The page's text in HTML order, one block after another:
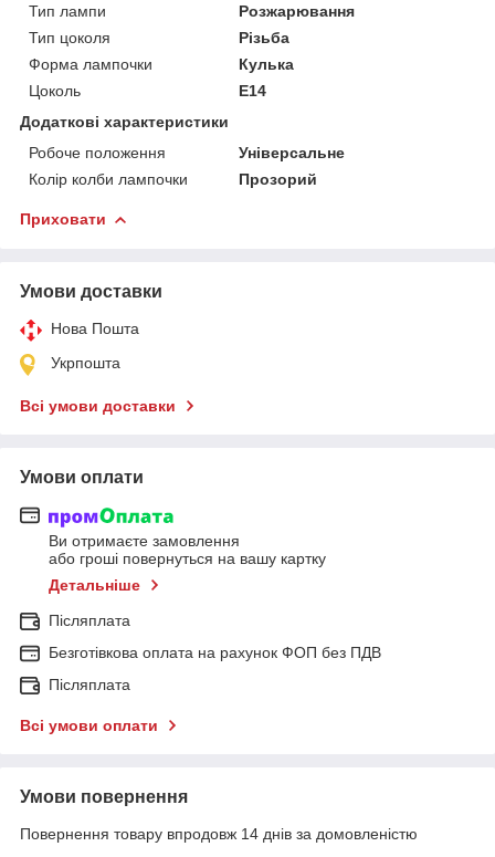
Тип лампи
Розжарювання
Тип цоколя
Різьба
Форма лампочки
Кулька
Цоколь
E14
Додаткові характеристики
Робоче положення
Універсальне
Колір колби лампочки
Прозорий
Приховати
Умови доставки
Нова Пошта
Укрпошта
Всі умови доставки
Умови оплати
Ви отримаєте замовлення
або гроші повернуться на вашу картку
Детальніше
Післяплата
Безготівкова оплата на рахунок ФОП без ПДВ
Післяплата
Всі умови оплати
Умови повернення
Повернення товару впродовж 14 днів за домовленістю